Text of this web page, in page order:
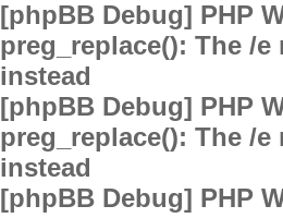
[phpBB Debug] PHP
preg_replace(): The /
instead
[phpBB Debug] PHP
preg_replace(): The /
instead
[phpBB Debug] PHP